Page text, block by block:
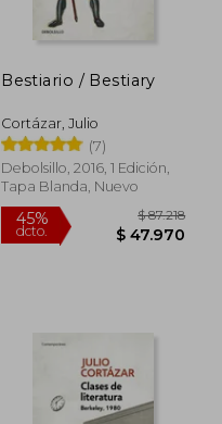
40%
dcto. $
Bestiario / Bestiary
Cortázar, Julio
(7)
Debolsillo, 2016, 1 Edición,
Tapa Blanda, Nuevo